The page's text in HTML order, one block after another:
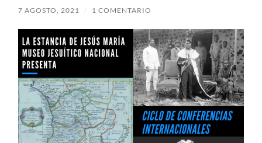
7 AGOSTO, 2021 / 1 COMENTARIO